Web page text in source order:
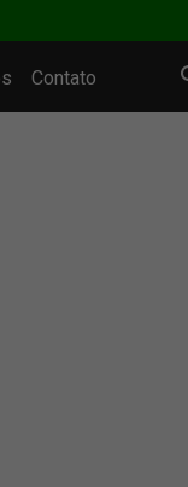
Contato